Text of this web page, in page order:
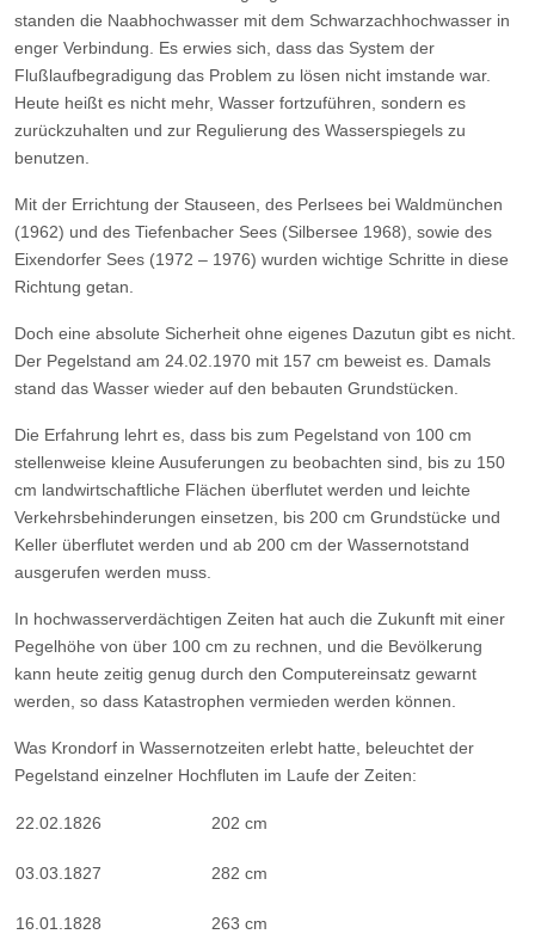
standen die Naabhochwasser mit dem Schwarzachhochwasser in
enger Verbindung. Es erwies sich, dass das System der
Flußlaufbegradigung das Problem zu lösen nicht imstande war.
Heute heißt es nicht mehr, Wasser fortzuführen, sondern es
zurückzuhalten und zur Regulierung des Wasserspiegels zu
benutzen.
Mit der Errichtung der Stauseen, des Perlsees bei Waldmünchen
(1962) und des Tiefenbacher Sees (Silbersee 1968), sowie des
Eixendorfer Sees (1972 – 1976) wurden wichtige Schritte in diese
Richtung getan.
Doch eine absolute Sicherheit ohne eigenes Dazutun gibt es nicht.
Der Pegelstand am 24.02.1970 mit 157 cm beweist es. Damals
stand das Wasser wieder auf den bebauten Grundstücken.
Die Erfahrung lehrt es, dass bis zum Pegelstand von 100 cm
stellenweise kleine Ausuferungen zu beobachten sind, bis zu 150
cm landwirtschaftliche Flächen überflutet werden und leichte
Verkehrsbehinderungen einsetzen, bis 200 cm Grundstücke und
Keller überflutet werden und ab 200 cm der Wassernotstand
ausgerufen werden muss.
In hochwasserverdächtigen Zeiten hat auch die Zukunft mit einer
Pegelhöhe von über 100 cm zu rechnen, und die Bevölkerung
kann heute zeitig genug durch den Computereinsatz gewarnt
werden, so dass Katastrophen vermieden werden können.
Was Krondorf in Wassernotzeiten erlebt hatte, beleuchtet der
Pegelstand einzelner Hochfluten im Laufe der Zeiten:
22.02.1826 202 cm
03.03.1827 282 cm
16.01.1828 263 cm